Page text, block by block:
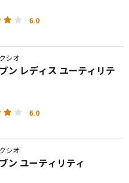
6.0
シオ
ン レディス ユーティリテ
6.0
シオ
ン ユーティリティ